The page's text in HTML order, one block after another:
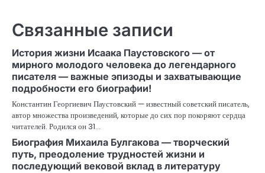
Связанные записи
История жизни Исаака Паустовского — от
мирного молодого человека до легендарного
писателя — важные эпизоды и захватывающие
подробности его биографии!
Константин Георгиевич Паустовский — известный советский писатель,
автор множества произведений, которые до сих пор покоряют сердца
читателей. Родился он 31…
Биография Михаила Булгакова — творческий
путь, преодоление трудностей жизни и
последующий вековой вклад в литературу